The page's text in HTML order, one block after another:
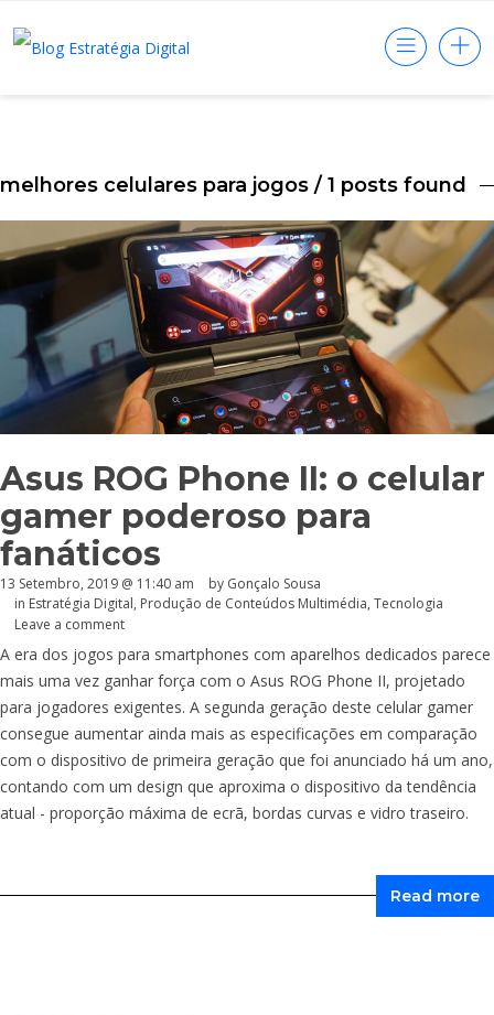
melhores celulares para jogos / 1 posts found
Asus ROG Phone II: o celular
gamer poderoso para
fanáticos
13 Setembro, 2019 @ 11:40 am by Gonçalo Sousa
in Estratégia Digital, Produção de Conteúdos Multimédia, Tecnologia
Leave a comment
A era dos jogos para smartphones com aparelhos dedicados parece
mais uma vez ganhar força com o Asus ROG Phone II, projetado
para jogadores exigentes. A segunda geração deste celular gamer
consegue aumentar ainda mais as especificações em comparação
com o dispositivo de primeira geração que foi anunciado há um ano,
contando com um design que aproxima o dispositivo da tendência
atual - proporção máxima de ecrã, bordas curvas e vidro traseiro.
Read more